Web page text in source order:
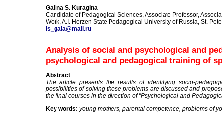
Galina S. Kuragina
Candidate of Pedagogical Sciences, Associate Professor,
Work,A.I. Herzen State Pedagogical University of Russia, St.
is_gala@mail.ru
Analysis of social and psychological and
psychological and pedagogical training of
Abstract
The article presents the results of identifying socio-
possibilities of solving these problems are discussed and
the final courses in the direction of "Psychological and
Key words: young mothers, parental competence, problems of
----------------